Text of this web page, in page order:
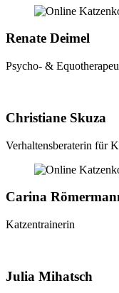
Renate Deimel
Psycho- &
Christiane Skuza
Verhaltensberaterin für
Carina
Katzentrainerin
Julia Mihatsch